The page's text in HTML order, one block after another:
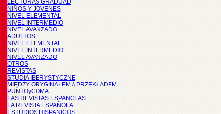
LECTURAS GRADUAD
NIÑOS Y JÓVENES
NIVEL ELEMENTAL
NIVEL INTERMEDIO
NIVEL AVANZADO
ADULTOS
NIVEL ELEMENTAL
NIVEL INTERMEDIO
NIVEL AVANZADO
OTROS
REVISTAS
STUDIA IBERYSTYCZNE
MIĘDZY ORYGINAŁEM A PRZEKŁADEM
PUNTOyCOMA
LAS REVISTAS ESPANOLAS
LA REVISTA ESPAÑOLA
ESTUDIOS HISPANICOS